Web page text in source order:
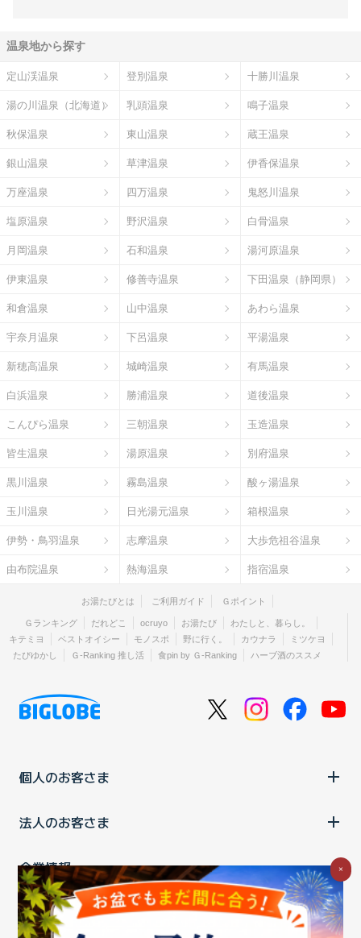
温泉地から探す
定山渓温泉 登別温泉 十勝川温泉
湯の川温泉（北海道） 乳頭温泉 鳴子温泉
秋保温泉 東山温泉 蔵王温泉
銀山温泉 草津温泉 伊香保温泉
万座温泉 四万温泉 鬼怒川温泉
塩原温泉 野沢温泉 白骨温泉
月岡温泉 石和温泉 湯河原温泉
伊東温泉 修善寺温泉 下田温泉（静岡県）
和倉温泉 山中温泉 あわら温泉
宇奈月温泉 下呂温泉 平湯温泉
新穂高温泉 城崎温泉 有馬温泉
白浜温泉 勝浦温泉 道後温泉
こんぴら温泉 三朝温泉 玉造温泉
皆生温泉 湯原温泉 別府温泉
黒川温泉 霧島温泉 酸ヶ湯温泉
玉川温泉 日光湯元温泉 箱根温泉
伊勢・鳥羽温泉 志摩温泉 大歩危祖谷温泉
由布院温泉 熱海温泉 指宿温泉
お湯たびとは ご利用ガイド Ｇポイント
Ｇランキング だれどこ ocruyo お湯たび
わたしと、暮らし。
キテミヨ
ベストオイシー モノスポ 野に行く。 カウナラ
ミツケヨ
たびゆかし
Ｇ-Ranking 推し活 食pin by Ｇ-Ranking ハーブ酒のススメ
個人のお客さま
法人のお客さま
企業情報
ご利用中の方
×